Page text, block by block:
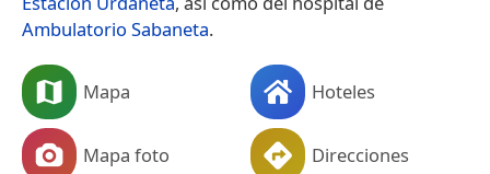
Ambulatorio Sabaneta.
Mapa Hoteles
Mapa foto Direcciones